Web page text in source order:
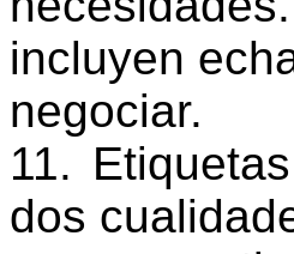
incluyen
negociar.
11.
dos